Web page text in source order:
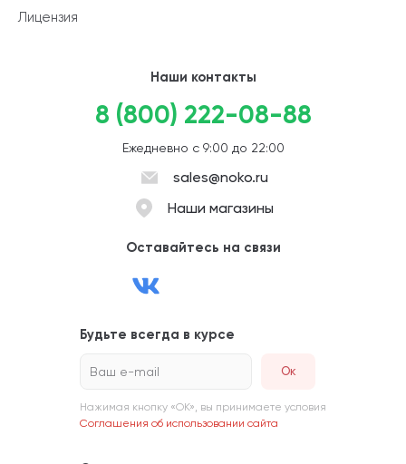
Лицензия
Наши контакты
8 (800) 222-08-88
Ежедневно с 9:00 до 22:00
sales@noko.ru
Наши магазины
Оставайтесь на связи
Будьте всегда в курсе
Ваш e-mail
Нажимая кнопку «ОК», вы принимаете условия
Соглашения об использовании сайта